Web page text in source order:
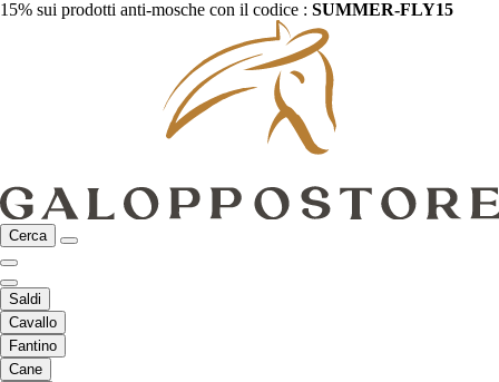
15% sui prodotti anti-mosche con il codice : SUMMER-FLY15
Cerca
Saldi
Cavallo
Fantino
Cane